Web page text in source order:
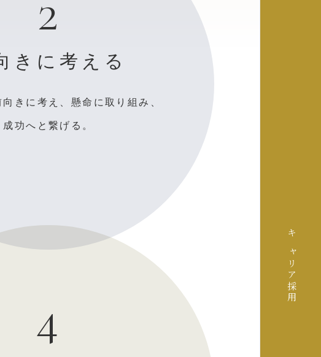
キャリア
採用
2
きに考える
きに考え、懸命に取り組み、
成功へと繋げる。
4